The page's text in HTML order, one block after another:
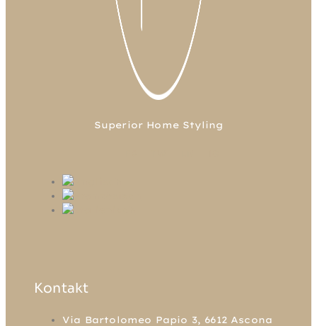
Superior Home Styling
Kontakt
Via Bartolomeo Papio 3, 6612 Ascona